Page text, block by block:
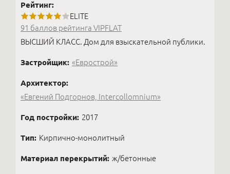
Рейтинг:
ELITE
91 баллов рейтинга VIPFLAT
ВЫСШИЙ КЛАСС. Дом для взыскательной публики.
Застройщик: «Еврострой»
Архитектор:
«Евгений Подгорнов, Intercollomnium»
Год постройки: 2017
Тип: Кирпично-монолитный
Материал перекрытий: ж/бетонные